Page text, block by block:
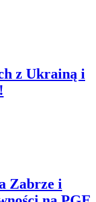
z Ukrainą i
Zabrze i